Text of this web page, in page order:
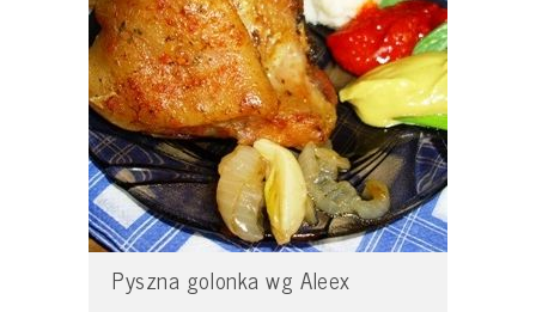
Pyszna golonka wg Aleex